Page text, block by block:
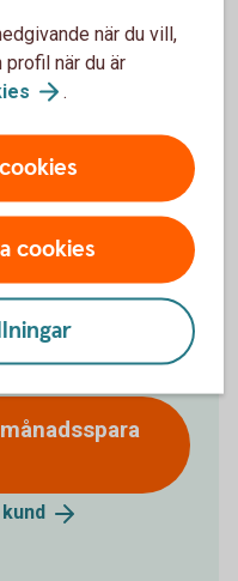
15 %
%
om 10 år
kr
000 kr.
019 kr.
kund
när du vill,
när du är
.
cookies